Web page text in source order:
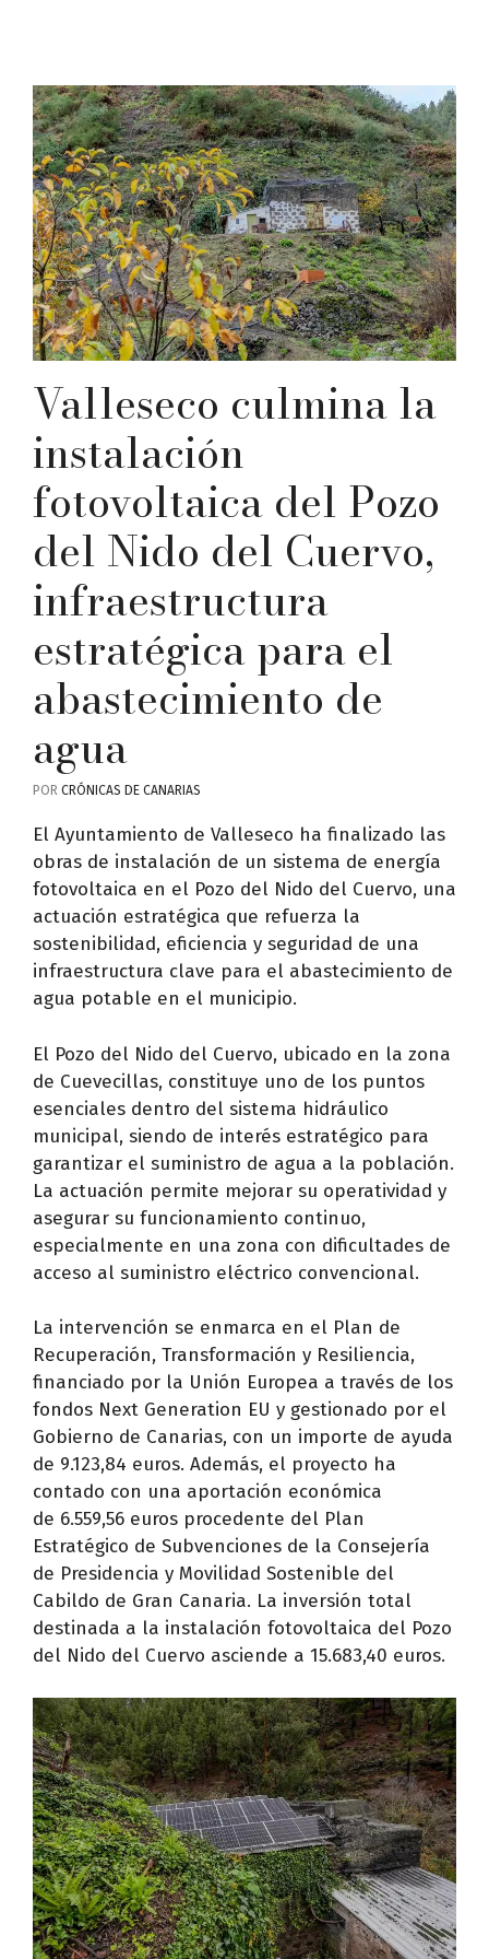
Valleseco culmina la
instalación
fotovoltaica del Pozo
del Nido del Cuervo,
infraestructura
estratégica para el
abastecimiento de
agua
POR CRÓNICAS DE CANARIAS
El Ayuntamiento de Valleseco ha finalizado las
obras de instalación de un sistema de energía
fotovoltaica en el Pozo del Nido del Cuervo, una
actuación estratégica que refuerza la
sostenibilidad, eficiencia y seguridad de una
infraestructura clave para el abastecimiento de
agua potable en el municipio.
El Pozo del Nido del Cuervo, ubicado en la zona
de Cuevecillas, constituye uno de los puntos
esenciales dentro del sistema hidráulico
municipal, siendo de interés estratégico para
garantizar el suministro de agua a la población.
La actuación permite mejorar su operatividad y
asegurar su funcionamiento continuo,
especialmente en una zona con dificultades de
acceso al suministro eléctrico convencional.
La intervención se enmarca en el Plan de
Recuperación, Transformación y Resiliencia,
financiado por la Unión Europea a través de los
fondos Next Generation EU y gestionado por el
Gobierno de Canarias, con un importe de ayuda
de 9.123,84 euros. Además, el proyecto ha
contado con una aportación económica
de 6.559,56 euros procedente del Plan
Estratégico de Subvenciones de la Consejería
de Presidencia y Movilidad Sostenible del
Cabildo de Gran Canaria. La inversión total
destinada a la instalación fotovoltaica del Pozo
del Nido del Cuervo asciende a 15.683,40 euros.